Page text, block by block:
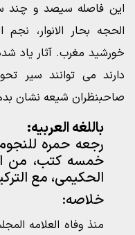
این فاصله سیصد و چند
الحجه بحار الانوار، نجم
خورشید مغرب. آثار یاد
دارند می توانند سیر
صاحبنظران شیعه نشان
باللغه العربیه:
رجعه حمره
خمسه کتب، من
الحکیمی، مع
خلاصه:
منذ وفاه العلامه